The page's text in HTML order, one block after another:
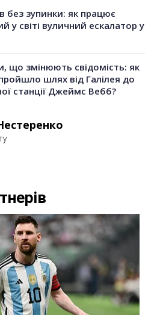
без зупинки: як працює
у світі вуличний ескалатор у
що змінюють свідомість: як
шлях від Галілея до
станції Джеймс Вебб?